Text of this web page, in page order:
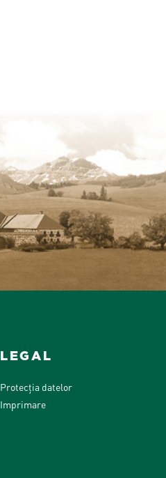
LEGAL
Protecția datelor
Imprimare